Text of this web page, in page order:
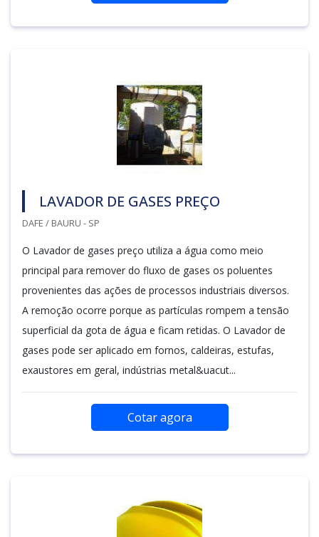
LAVADOR DE GASES PREÇO
DAFE / BAURU - SP
O Lavador de gases preço utiliza a água como meio
principal para remover do fluxo de gases os poluentes
provenientes das ações de processos industriais diversos.
A remoção ocorre porque as partículas rompem a tensão
superficial da gota de água e ficam retidas. O Lavador de
gases pode ser aplicado em fornos, caldeiras, estufas,
exaustores em geral, indústrias metal&uacut...
Cotar agora